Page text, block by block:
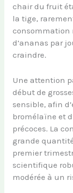
chair du fruit
la tige,
consommation
d’ananas par
craindre.
Une attention
début de
sensible, afin
bromélaïne et
précoces. La
grande
premier
scientifique
modérée à un